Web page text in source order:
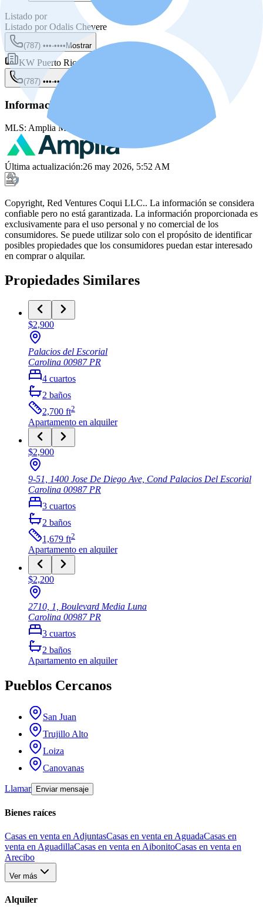
Listado por
Listado por Odalis Chevere
(787) •••-•••• Mostrar
KW Puerto Rico
(787) •••-••••
Información de la fuente
MLS: Amplia MLS
Última actualización:26 may 2026, 5:52 AM
Copyright, Red Ventures Coqui LLC.. La información se considera
confiable pero no está garantizada. La información proporcionada es
exclusivamente para el uso personal y no comercial de los
consumidores. Se puede utilizar solo con el propósito de identificar
posibles propiedades que los consumidores puedan estar interesado
en comprar o alquilar.
Propiedades Similares
$2,900
Palacios del Escorial
Carolina 00987PR
4 cuartos
2 baños
2,700 ft2
Apartamento en alquiler
$2,900
9-51, 1400 Jose De Diego Ave, Cond Palacios Del Escorial
Carolina 00987PR
3 cuartos
2 baños
1,679 ft2
Apartamento en alquiler
$2,200
2710, 1, Boulevard Media Luna
Carolina 00987PR
3 cuartos
2 baños
Apartamento en alquiler
Pueblos Cercanos
San Juan
Trujillo Alto
Loiza
Canovanas
Llamar Enviar mensaje
Bienes raíces
Casas en venta en AdjuntasCasas en venta en AguadaCasas en
venta en AguadillaCasas en venta en AibonitoCasas en venta en
Arecibo
Ver más
Alquiler